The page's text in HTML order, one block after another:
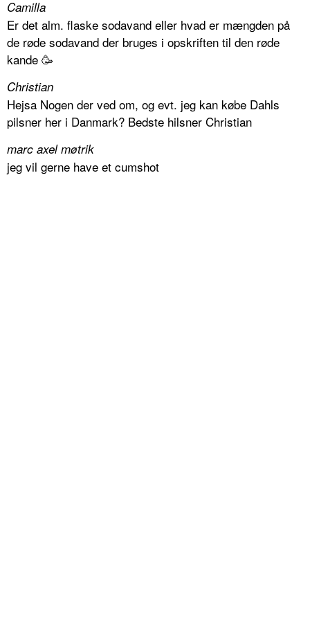
Camilla
Er det alm. flaske sodavand eller hvad er mængden på
de røde sodavand der bruges i opskriften til den røde
kande 🥳
Christian
Hejsa Nogen der ved om, og evt. jeg kan købe Dahls
pilsner her i Danmark? Bedste hilsner Christian
marc axel møtrik
jeg vil gerne have et cumshot